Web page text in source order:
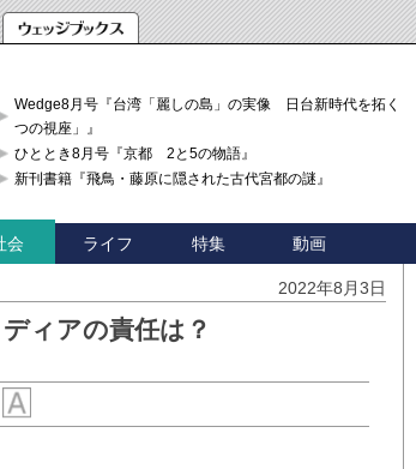
Wedge8月号『台湾「麗しの島」の実像 日台新時代を拓く「3
つの視座」』
ひととき8月号『京都 2と5の物語』
新刊書籍『飛鳥・藤原に隠された古代宮都の謎』
会 ライフ 特集 動画
2022年8月3日
ィアの責任は？